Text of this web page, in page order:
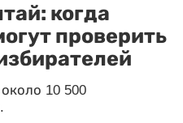
когда
проверить
10 500